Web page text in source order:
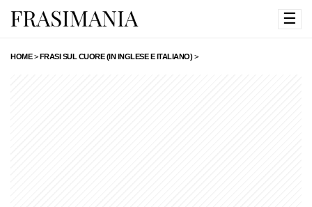
☰
HOME>FRASI SUL CUORE (IN INGLESE E ITALIANO) >